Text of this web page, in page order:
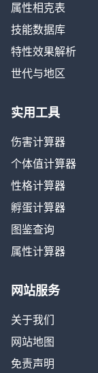
属性相克表
技能数据库
特性效果解析
世代与地区
实用工具
伤害计算器
个体值计算器
性格计算器
孵蛋计算器
图鉴查询
属性计算器
网站服务
关于我们
网站地图
免责声明